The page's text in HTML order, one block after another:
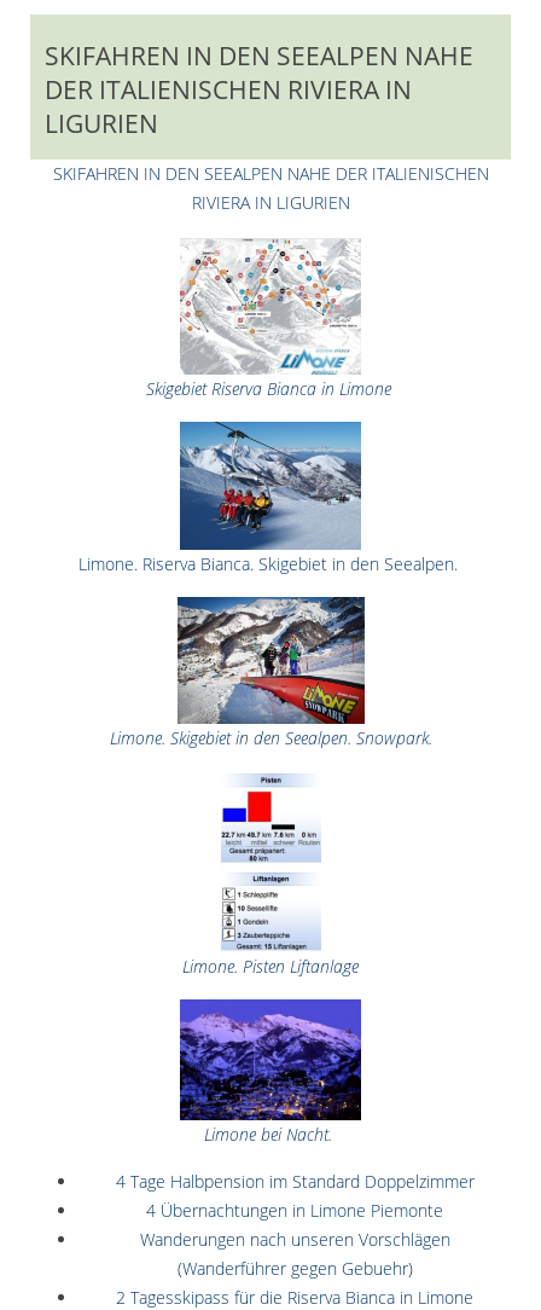
SKIFAHREN IN DEN SEEALPEN NAHE
DER ITALIENISCHEN RIVIERA IN
LIGURIEN
SKIFAHREN IN DEN SEEALPEN NAHE DER ITALIENISCHEN
RIVIERA IN LIGURIEN
Skigebiet Riserva Bianca in Limone
Limone. Riserva Bianca. Skigebiet in den Seealpen.
Limone. Skigebiet in den Seealpen. Snowpark.
Limone. Pisten Liftanlage
Limone bei Nacht.
4 Tage Halbpension im Standard Doppelzimmer
4 Übernachtungen in Limone Piemonte
Wanderungen nach unseren Vorschlägen
(Wanderführer gegen Gebuehr)
2 Tagesskipass für die Riserva Bianca in Limone